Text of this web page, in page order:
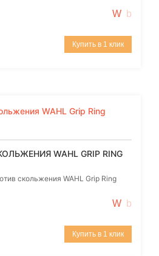
Купить в 1 клик
WAHL GRIP RING
скольжения WAHL Grip Ring
Купить в 1 клик